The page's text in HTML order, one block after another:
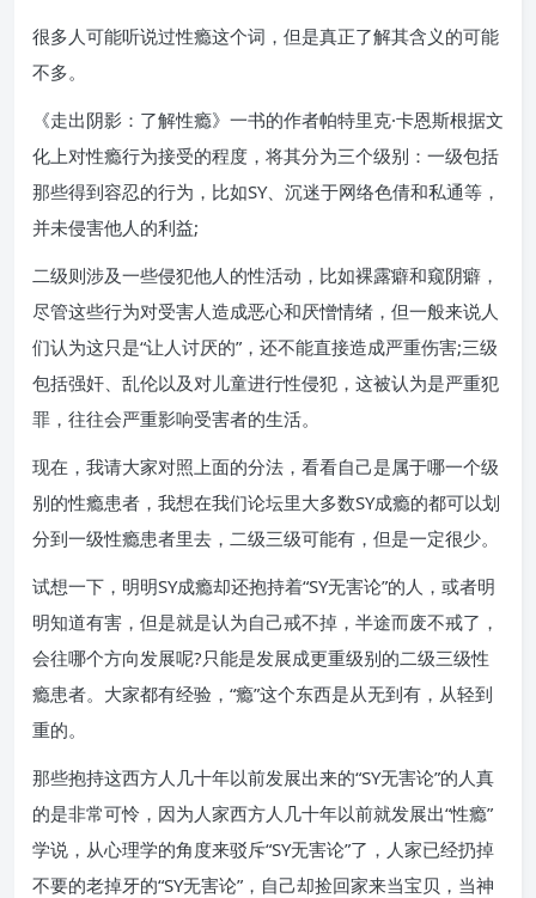
很多人可能听说过性瘾这个词，但是真正了解其含义的可能
不多。
《走出阴影：了解性瘾》一书的作者帕特里克·卡恩斯根据文
化上对性瘾行为接受的程度，将其分为三个级别：一级包括
那些得到容忍的行为，比如SY、沉迷于网络色倩和私通等，
并未侵害他人的利益;
二级则涉及一些侵犯他人的性活动，比如裸露癖和窥阴癖，
尽管这些行为对受害人造成恶心和厌憎情绪，但一般来说人
们认为这只是“让人讨厌的”，还不能直接造成严重伤害;三级
包括强奸、乱伦以及对儿童进行性侵犯，这被认为是严重犯
罪，往往会严重影响受害者的生活。
现在，我请大家对照上面的分法，看看自己是属于哪一个级
别的性瘾患者，我想在我们论坛里大多数SY成瘾的都可以划
分到一级性瘾患者里去，二级三级可能有，但是一定很少。
试想一下，明明SY成瘾却还抱持着“SY无害论”的人，或者明
明知道有害，但是就是认为自己戒不掉，半途而废不戒了，
会往哪个方向发展呢?只能是发展成更重级别的二级三级性
瘾患者。大家都有经验，“瘾”这个东西是从无到有，从轻到
重的。
那些抱持这西方人几十年以前发展出来的“SY无害论”的人真
的是非常可怜，因为人家西方人几十年以前就发展出“性瘾”
学说，从心理学的角度来驳斥“SY无害论”了，人家已经扔掉
不要的老掉牙的“SY无害论”，自己却捡回家来当宝贝，当神